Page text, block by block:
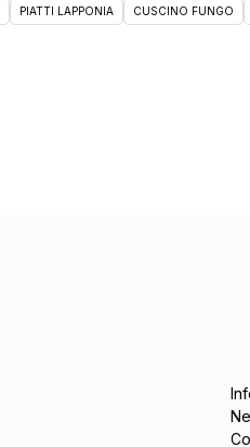
PIATTI LAPPONIA CUSCINO FUNGO